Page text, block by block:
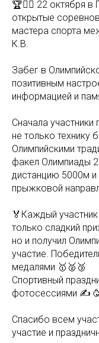
🏆🏃‍♀️ 22 октября
открытые
мастера спорта
К.В.
Забег в
позитивным
информацией и
Сначала участники
не только технику
Олимпийскими
факел Олимпиады
дистанцию 5000м
прыжковой
🏅Каждый
только сладкий
но и получил
участие.
медалями 🥇🥈🥉
Спортивный
фотосессиями ✍️
Спасибо всем
участие и